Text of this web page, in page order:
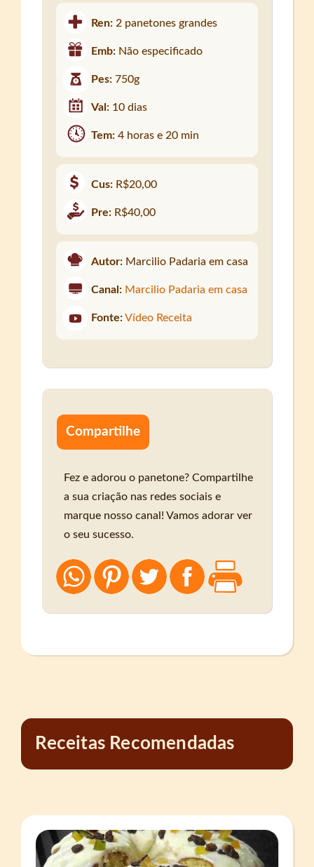
Ren:2 panetones grandes
Emb: Não especificado
Pes:750g
Val: 10 dias
Tem:4 horas e 20 min
Cus: R$20,00
Pre: R$40,00
Autor: Marcilio Padaria em casa
Canal: Marcilio Padaria em casa
Fonte: Vídeo Receita
Compartilhe
Fez e adorou o panetone? Compartilhe
a sua criação nas redes sociais e
marque nosso canal! Vamos adorar ver
o seu sucesso.
Receitas Recomendadas